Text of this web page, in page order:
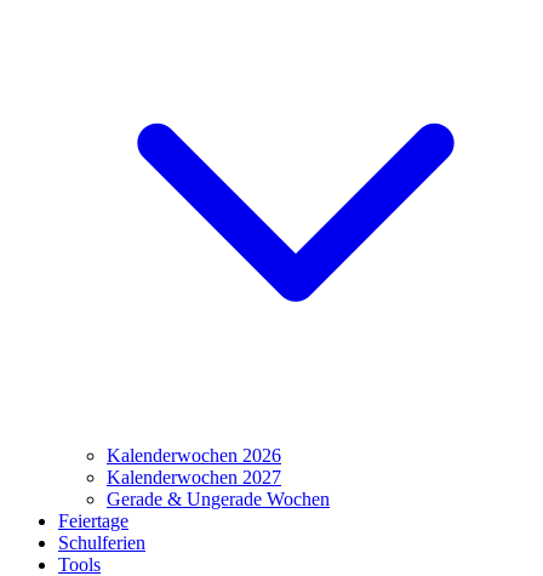
Kalenderwochen 2026
Kalenderwochen 2027
Gerade & Ungerade Wochen
Feiertage
Schulferien
Tools